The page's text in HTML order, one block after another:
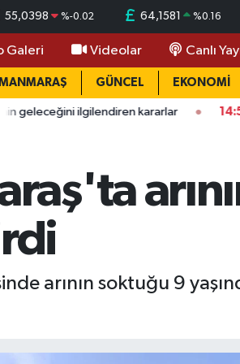
55,0398 %-0.02 64,1581 %0.16
Galeri Videolar Canlı
GÜNCEL EKONOMİ
kararlar 14:55
arının soktuğu 9